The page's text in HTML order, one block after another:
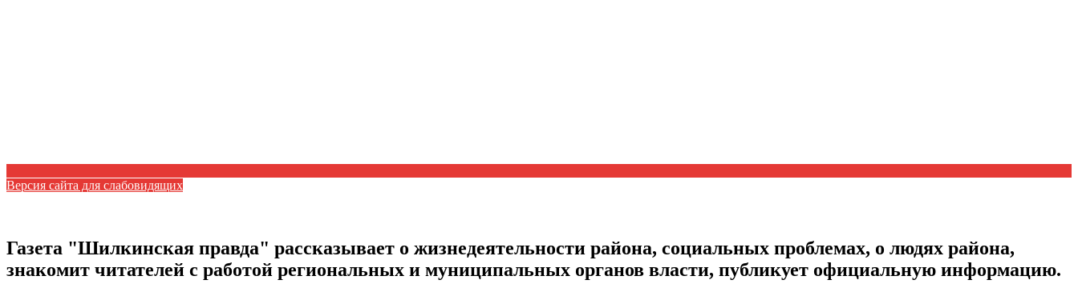
Версия сайта для слабовидящих
Газета "Шилкинская правда" рассказывает о жизнедеятельности района, социальных проблемах, о людях района,
знакомит читателей с работой региональных и муниципальных органов власти, публикует официальную информацию.